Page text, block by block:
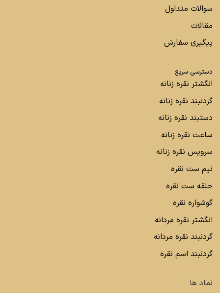
سوالات متداول
مقالات
پیگیری سفارش
دسترسی سریع
انگشتر نقره زنانه
گردنبند نقره زنانه
دستبند نقره زنانه
ساعت نقره زنانه
سرویس نقره زنانه
نیم ست نقره
حلقه ست نقره
گوشواره نقره
انگشتر نقره مردانه
گردنبند نقره مردانه
گردنبند اسم نقره
نماد ها